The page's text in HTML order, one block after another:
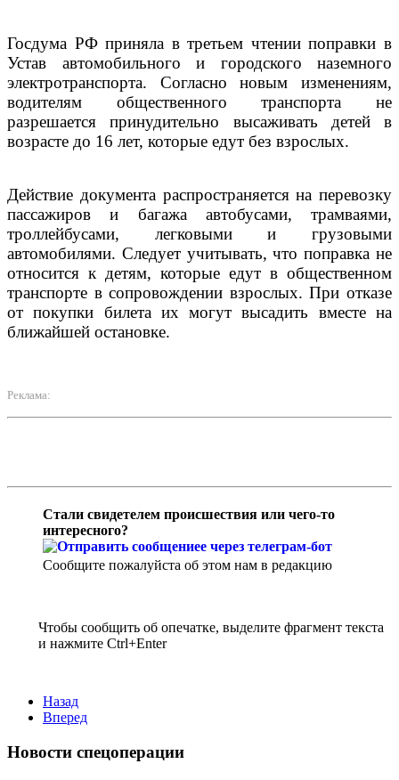
Госдума РФ приняла в третьем чтении поправки в
Устав автомобильного и городского наземного
электротранспорта. Согласно новым изменениям,
водителям общественного транспорта не
разрешается принудительно высаживать детей в
возрасте до 16 лет, которые едут без взрослых.
Действие документа распространяется на перевозку
пассажиров и багажа автобусами, трамваями,
троллейбусами, легковыми и грузовыми
автомобилями. Следует учитывать, что поправка не
относится к детям, которые едут в общественном
транспорте в сопровождении взрослых. При отказе
от покупки билета их могут высадить вместе на
ближайшей остановке.
Реклама:
Стали свидетелем происшествия или чего-то
интересного?
Сообщите пожалуйста об этом нам в редакцию
Чтобы сообщить об опечатке, выделите фрагмент текста
и нажмите Ctrl+Enter
Назад
Вперед
Новости спецоперации